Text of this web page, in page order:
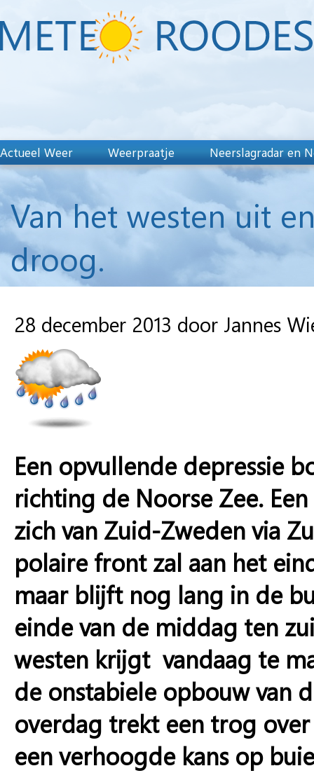
Actueel Weer Weerpraatje Neerslagradar en
Van het westen uit
droog.
28 december 2013 door Jannes
Een opvullende depressie
richting de Noorse Zee.
zich van Zuid-Zweden via
polaire front zal aan het
maar blijft nog lang in de
einde van de middag ten
westen krijgt vandaag te
de onstabiele opbouw van
overdag trekt een trog
een verhoogde kans op